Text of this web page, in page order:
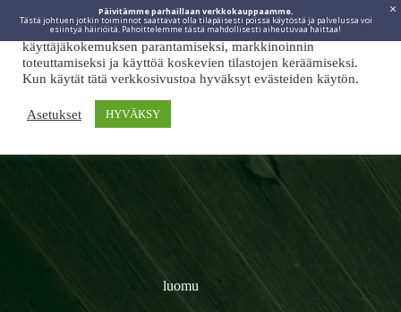
Päivitämme parhaillaan verkkokauppaamme.
Tästä johtuen jotkin toiminnot saattavat olla tilapäisesti poissa käytöstä ja palvelussa voi
esiintyä häiriöitä. Pahoittelemme tästä mahdollisesti aiheutuvaa haittaa!
luomu
Viidakkotohtori.fi käyttää internetpalveluissaan evästeitä
käyttäjäkokemuksen parantamiseksi, markkinoinnin
toteuttamiseksi ja käyttöä koskevien tilastojen keräämiseksi.
Kun käytät tätä verkkosivustoa hyväksyt evästeiden käytön.
Asetukset HYVÄKSY